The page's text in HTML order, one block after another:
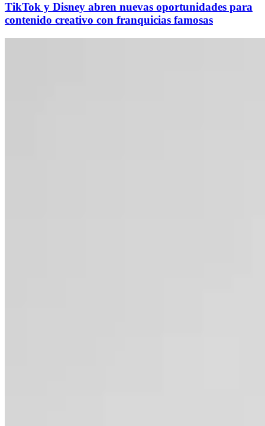
TikTok y Disney abren nuevas oportunidades para
contenido creativo con franquicias famosas